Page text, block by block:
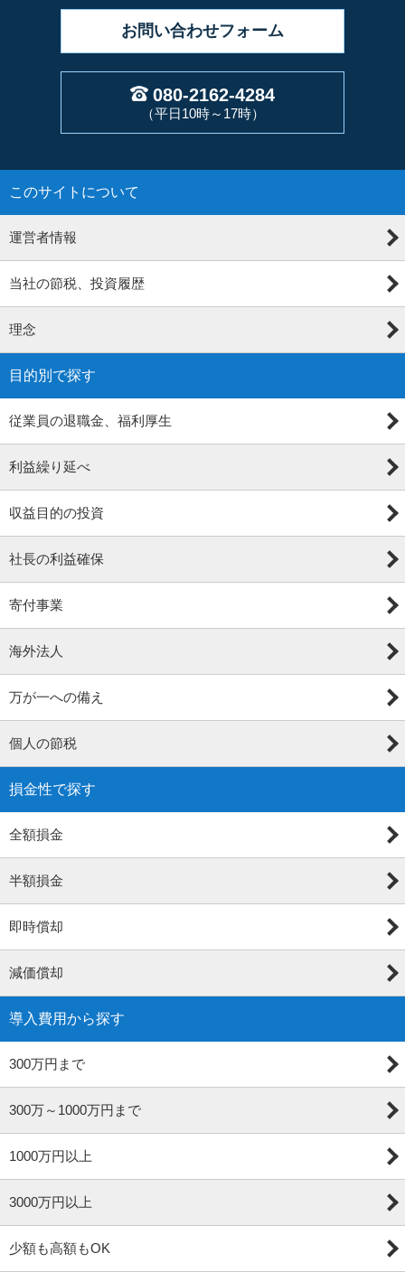
お問い合わせフォーム
080-2162-4284
（平日10時～17時）
このサイトについて
運営者情報
当社の節税、投資履歴
理念
目的別で探す
従業員の退職金、福利厚生
利益繰り延べ
収益目的の投資
社長の利益確保
寄付事業
海外法人
万が一への備え
個人の節税
損金性で探す
全額損金
半額損金
即時償却
減価償却
導入費用から探す
300万円まで
300万～1000万円まで
1000万円以上
3000万円以上
少額も高額もOK